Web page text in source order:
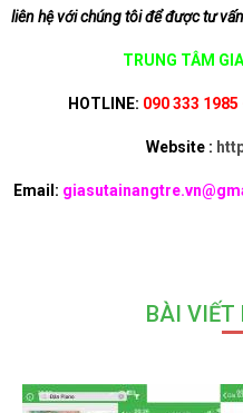
liên hệ với chúng tôi để được tư
TRUNG TÂM
HOTLINE: 090 333
Website :
Email:
BÀI VIẾT